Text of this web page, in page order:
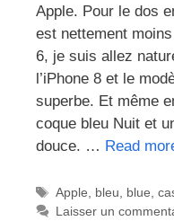
Apple. Pour le dos
est nettement
6, je suis allez
l’iPhone 8 et le
superbe. Et même
coque bleu Nuit et
douce. … Read
Étiquettes
Apple, bleu, blue,
Laisser un